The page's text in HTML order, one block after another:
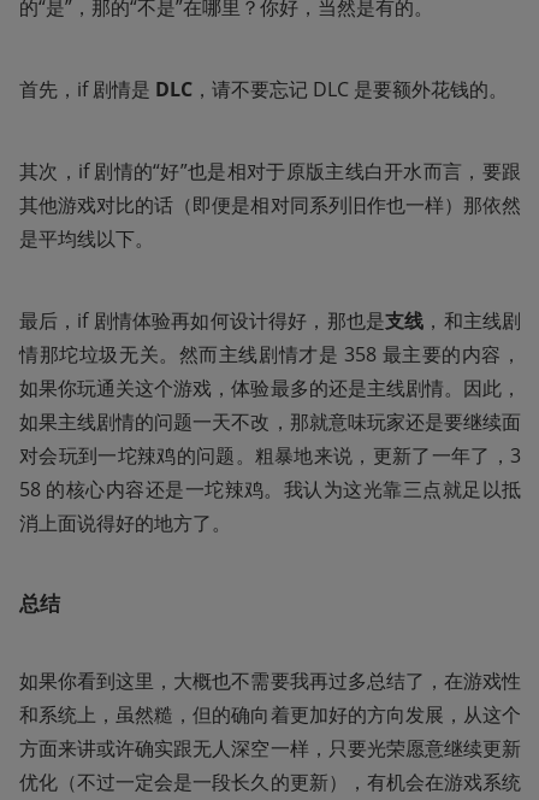
的“是”，那的“不是”在哪里？你好，当然是有的。
首先，if 剧情是 DLC ，请不要忘记 DLC 是要额外花钱的。
其次，if 剧情的“好”也是相对于原版主线白开水而言，要跟
其他游戏对比的话（即便是相对同系列旧作也一样）那依然
是平均线以下。
最后，if 剧情体验再如何设计得好，那也是支线 ，和主线剧
情那坨垃圾无关。然而主线剧情才是 358 最主要的内容，
如果你玩通关这个游戏，体验最多的还是主线剧情。因此，
如果主线剧情的问题一天不改，那就意味玩家还是要继续面
对会玩到一坨辣鸡的问题。粗暴地来说，更新了一年了，3
58 的核心内容还是一坨辣鸡。我认为这光靠三点就足以抵
消上面说得好的地方了。
总结
如果你看到这里，大概也不需要我再过多总结了，在游戏性
和系统上，虽然糙，但的确向着更加好的方向发展，从这个
方面来讲或许确实跟无人深空一样，只要光荣愿意继续更新
优化（不过一定会是一段长久的更新），有机会在游戏系统